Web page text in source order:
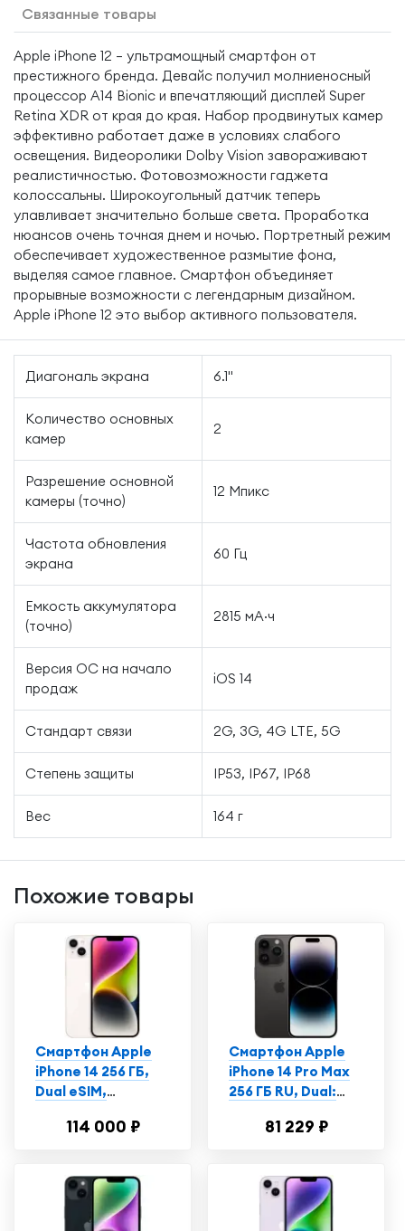
Связанные товары
Apple iPhone 12 — ультрамощный смартфон от
престижного бренда. Девайс получил молниеносный
процессор A14 Bionic и впечатляющий дисплей Super
Retina XDR от края до края. Набор продвинутых камер
эффективно работает даже в условиях слабого
освещения. Видеоролики Dolby Vision завораживают
реалистичностью. Фотовозможности гаджета
колоссальны. Широкоугольный датчик теперь
улавливает значительно больше света. Проработка
нюансов очень точная днем и ночью. Портретный режим
обеспечивает художественное размытие фона,
выделяя самое главное. Смартфон объединяет
прорывные возможности с легендарным дизайном.
Apple iPhone 12 это выбор активного пользователя.
Диагональ экрана 6.1"
Количество основных
камер
2
Разрешение основной
камеры (точно)
12 Мпикс
Частота обновления
экрана
60 Гц
Емкость аккумулятора
(точно)
2815 мА·ч
Версия ОС на начало
продаж
iOS 14
Стандарт связи 2G, 3G, 4G LTE, 5G
Степень защиты IP53, IP67, IP68
Вес 164 г
Похожие товары
Смартфон Apple
iPhone 14 256 ГБ,
Dual еSIM,
114 000 ₽
Смартфон Apple
iPhone 14 Pro Max
256 ГБ RU, Dual:
космический
81 229 ₽